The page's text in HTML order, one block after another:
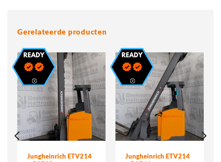
Gerelateerde producten
Jungheinrich ETV214
Jungheinrich ETV214